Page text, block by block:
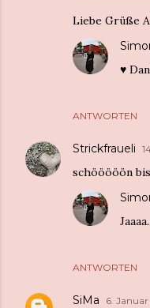
Liebe Grüße
ANTWORTEN
♥
Strickfraueli
schööööön
ANTWORTEN
SiMa 6.